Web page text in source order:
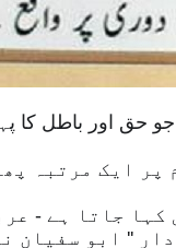
جو حق اور باطل
ایک مرتبہ
کہا جاتا ہے -